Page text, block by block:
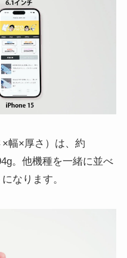
幅×厚さ）は、約
。他機種を一緒に並べ
なります。